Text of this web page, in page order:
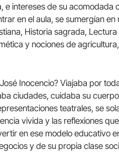
e intereses de su acomodada
en el aula, se sumergían en
Historia sagrada, Lectura
y nociones de
Inocencio? Viajaba por
ciudades, cuidaba su
teatrales, se
vivida y las reflexiones
en ese modelo educativo
y de su propia clase